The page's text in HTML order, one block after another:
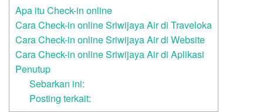
Apa itu Check-in online
Cara Check-in online Sriwijaya Air di Traveloka
Cara Check-in online Sriwijaya Air di Website
Cara Check-in online Sriwijaya Air di Aplikasi
Penutup
Sebarkan ini:
Posting terkait: